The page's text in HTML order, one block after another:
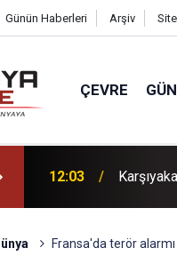
Günün Haberleri Arşiv
ÇEVRE
12:03
Fransa'da terör